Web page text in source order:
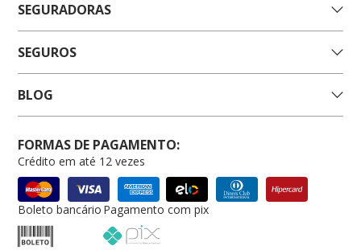
SEGURADORAS
SEGUROS
BLOG
FORMAS DE PAGAMENTO:
Crédito em até 12 vezes
Boleto bancário Pagamento com pix